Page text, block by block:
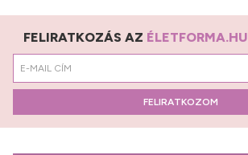
FELIRATKOZÁS AZ ÉLETFORMA.HU
FELIRATKOZOM